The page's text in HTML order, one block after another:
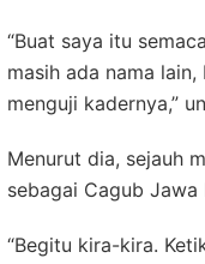
“Buat saya itu
masih ada nama
menguji kadernya,”
Menurut dia, sejauh
sebagai Cagub
“Begitu kira-kira.